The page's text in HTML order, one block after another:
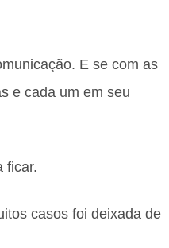
E se com as
e cada um em seu
ficar.
casos foi deixada de